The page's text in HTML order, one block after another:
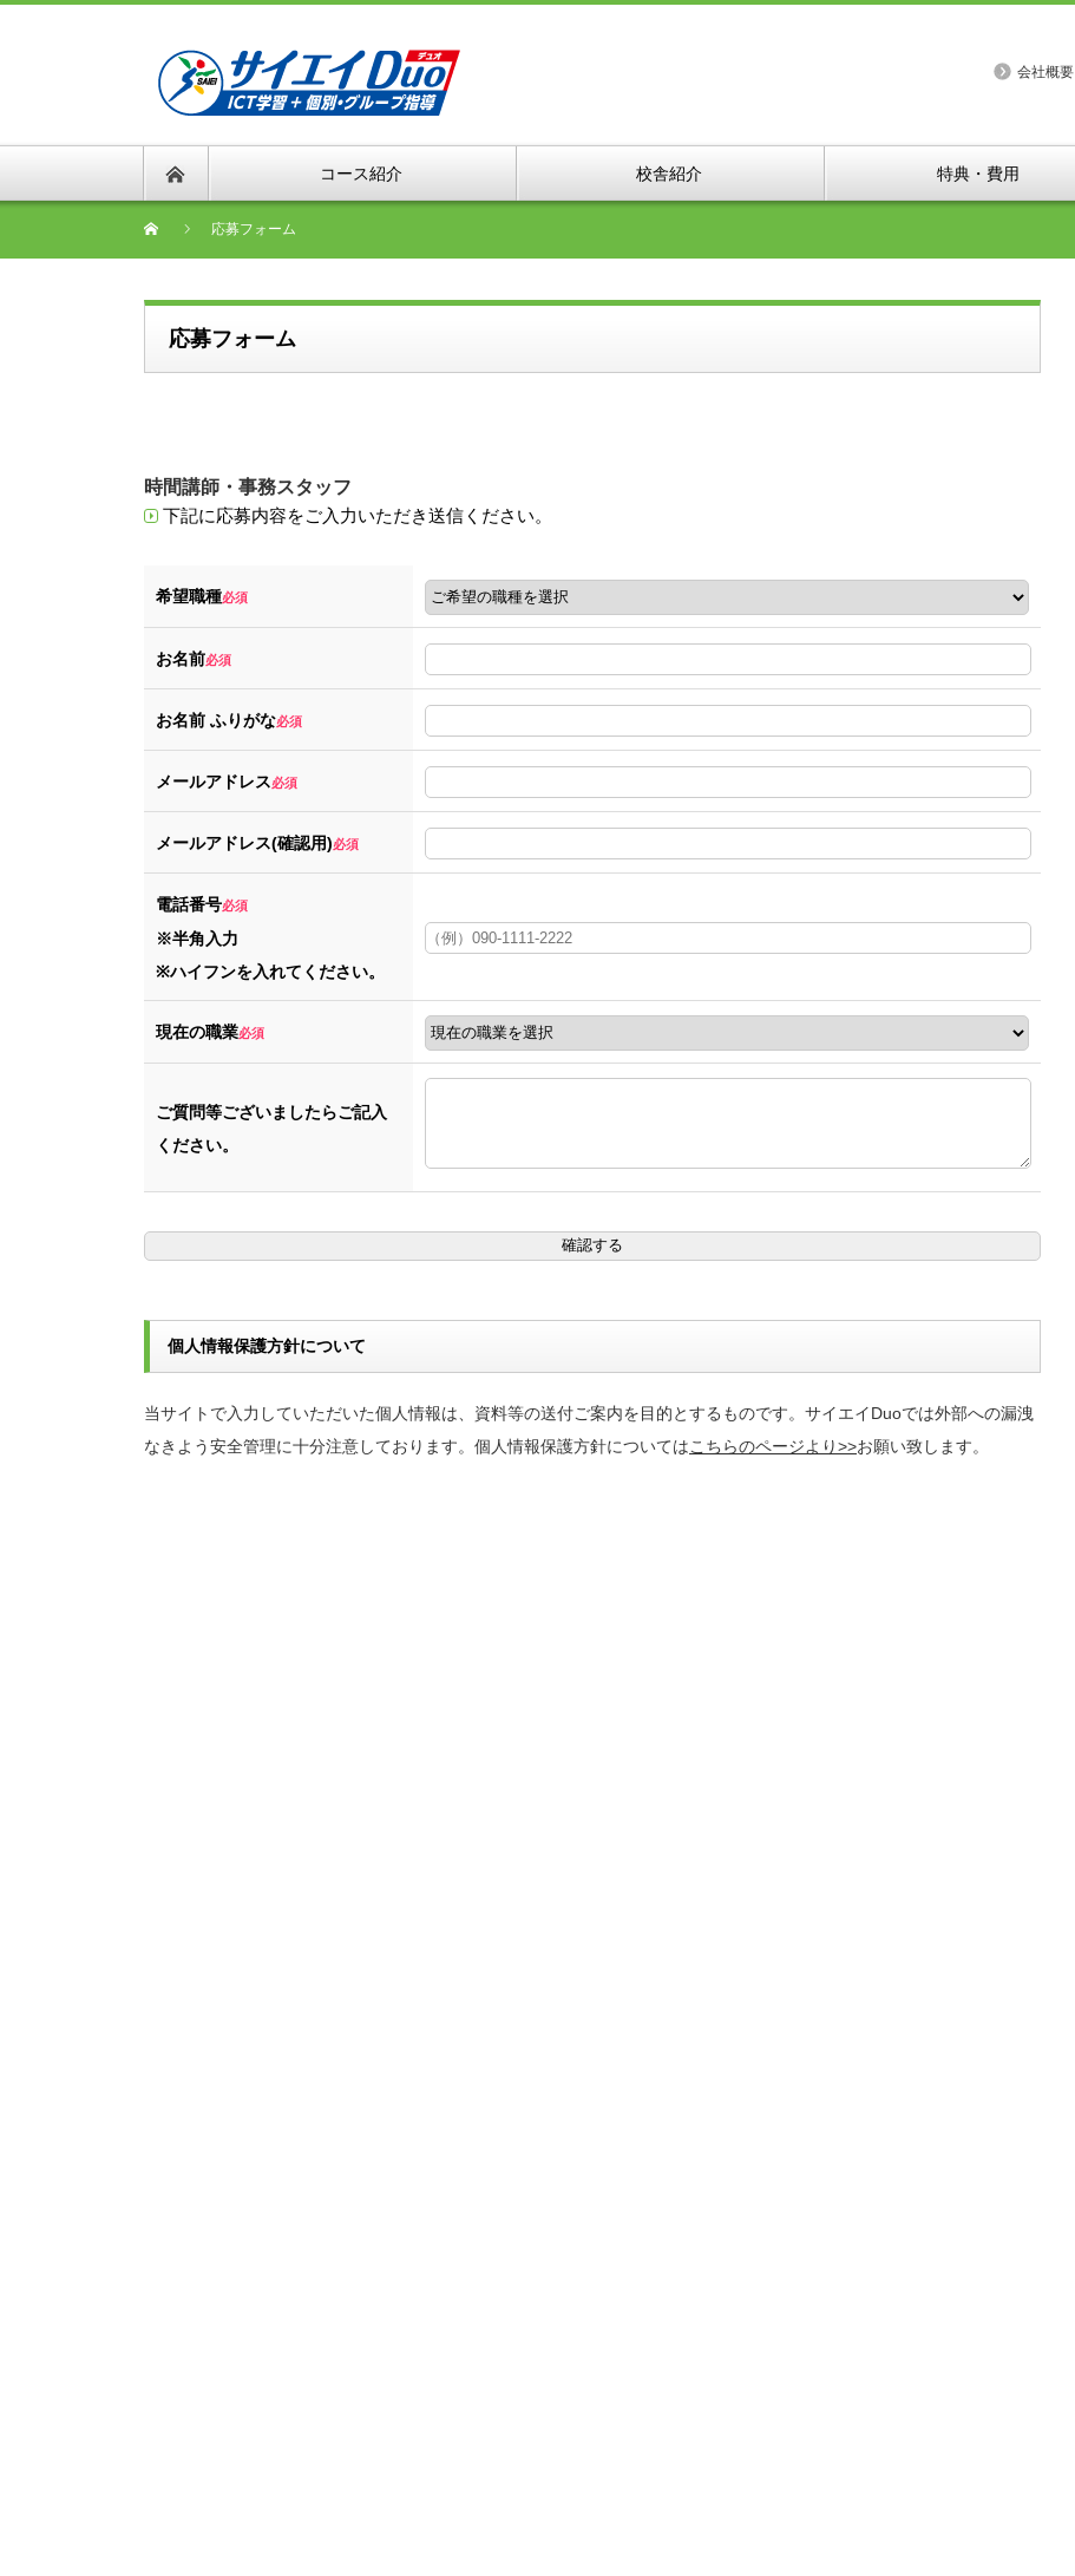
会社概要
コース紹介 校舎紹介 特典・費用
応募フォーム
応募フォーム
時間講師・事務スタッフ
下記に応募内容をご入力いただき送信ください。
希望職種必須
お名前必須
お名前 ふりがな必須
メールアドレス必須
メールアドレス(確認用)必須
電話番号必須
※半角入力
※ハイフンを入れてください。
現在の職業必須
ご質問等ございましたらご記入
ください。
個人情報保護方針について
当サイトで入力していただいた個人情報は、資料等の送付ご案内を目的とするものです。サイエイDuoでは外部への漏洩
なきよう安全管理に十分注意しております。個人情報保護方針についてはこちらのページより>>お願い致します。